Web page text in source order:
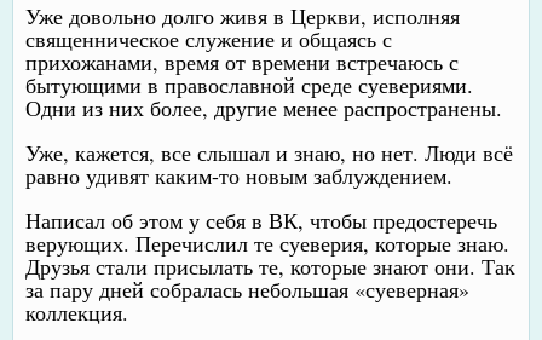
Уже довольно долго живя в Церкви, исполняя
священническое служение и общаясь с
прихожанами, время от времени встречаюсь с
бытующими в православной среде суевериями.
Одни из них более, другие менее распространены.
Уже, кажется, все слышал и знаю, но нет. Люди всё
равно удивят каким-то новым заблуждением.
Написал об этом у себя в ВК, чтобы предостеречь
верующих. Перечислил те суеверия, которые знаю.
Друзья стали присылать те, которые знают они. Так
за пару дней собралась небольшая «суеверная»
коллекция.